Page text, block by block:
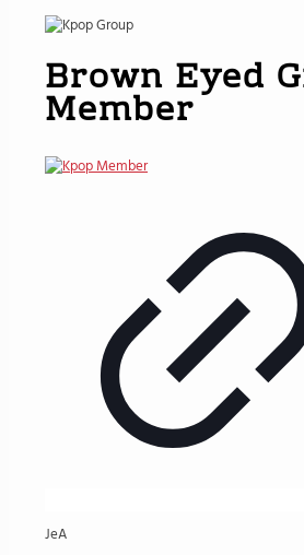
Brown Eyed
Member
JeA